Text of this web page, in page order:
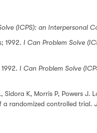
(ICPS): an Interpersonal
1992. I Can Problem Solve
I Can Problem Solve
Sidora K, Morris P, Powers
a randomized controlled trial.